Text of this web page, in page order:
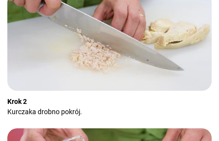
Krok 2
Kurczaka drobno pokrój.